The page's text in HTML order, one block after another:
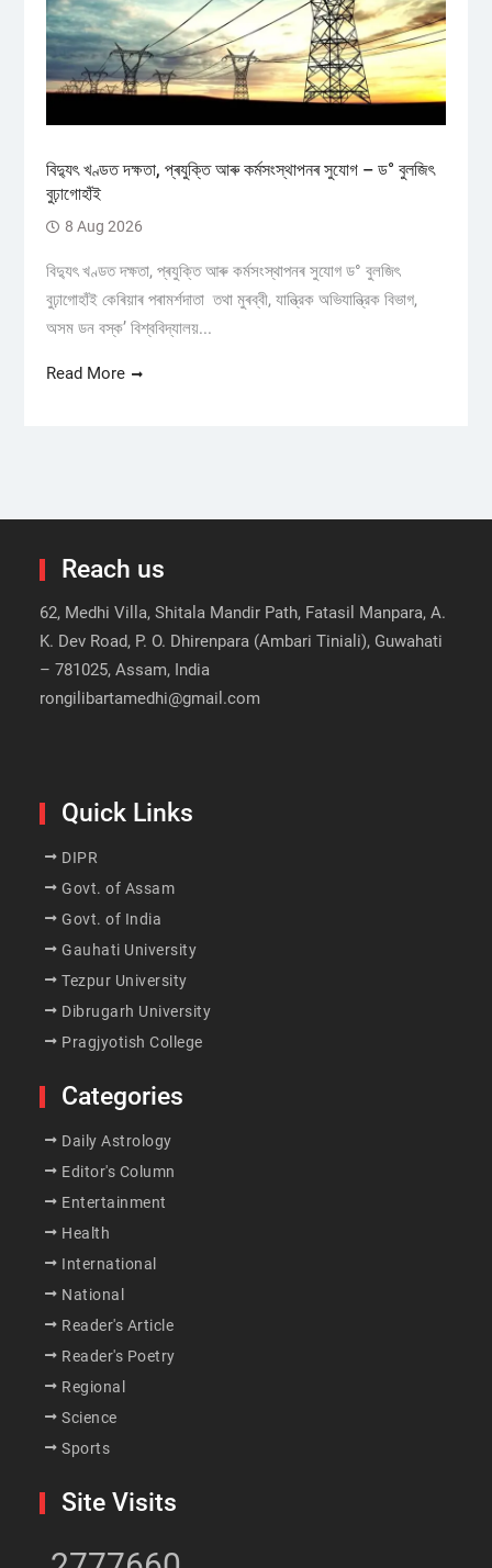
বিদ্যুৎ খণ্ডত দক্ষতা, প্ৰযুক্তি আৰু কৰ্মসংস্থাপনৰ সুযোগ – ড° বুলজিৎ
বুঢ়াগোহাঁই
8 Aug 2026
বিদ্যুৎ খণ্ডত দক্ষতা, প্ৰযুক্তি আৰু কৰ্মসংস্থাপনৰ সুযোগ ড° বুলজিৎ
বুঢ়াগোহাঁই কেৰিয়াৰ পৰামৰ্শদাতা তথা মুৰব্বী, যান্ত্রিক অভিযান্ত্রিক বিভাগ,
অসম ডন বস্ক’ বিশ্ববিদ্যালয়...
Read More
Reach us
62, Medhi Villa, Shitala Mandir Path, Fatasil Manpara, A.
K. Dev Road, P. O. Dhirenpara (Ambari Tiniali), Guwahati
– 781025, Assam, India
rongilibartamedhi@gmail.com
Quick Links
DIPR
Govt. of Assam
Govt. of India
Gauhati University
Tezpur University
Dibrugarh University
Pragjyotish College
Categories
Daily Astrology
Editor's Column
Entertainment
Health
International
National
Reader's Article
Reader's Poetry
Regional
Science
Sports
Site Visits